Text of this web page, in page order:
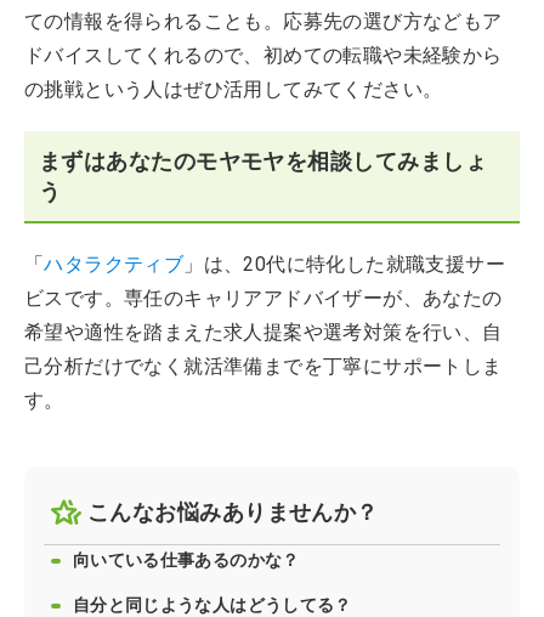
ての情報を得られることも。応募先の選び方などもア
ドバイスしてくれるので、初めての転職や未経験から
の挑戦という人はぜひ活用してみてください。
まずはあなたのモヤモヤを相談してみましょ
う
「ハタラクティブ 」は、20代に特化した就職支援サー
ビスです。専任のキャリアアドバイザーが、あなたの
希望や適性を踏まえた求人提案や選考対策を行い、自
己分析だけでなく就活準備までを丁寧にサポートしま
す。
こんなお悩みありませんか？
向いている仕事あるのかな？
自分と同じような人はどうしてる？